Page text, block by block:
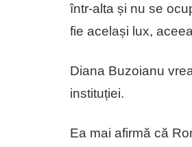
într-alta și nu se
fie același lux,
Diana Buzoianu
instituției.
Ea mai afirmă că